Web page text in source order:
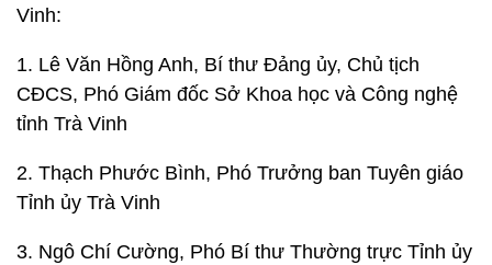
Vinh:
1. Lê Văn Hồng Anh, Bí thư Đảng ủy, Chủ tịch
CĐCS, Phó Giám đốc Sở Khoa học và Công nghệ
tỉnh Trà Vinh
2. Thạch Phước Bình, Phó Trưởng ban Tuyên giáo
Tỉnh ủy Trà Vinh
3. Ngô Chí Cường, Phó Bí thư Thường trực Tỉnh ủy